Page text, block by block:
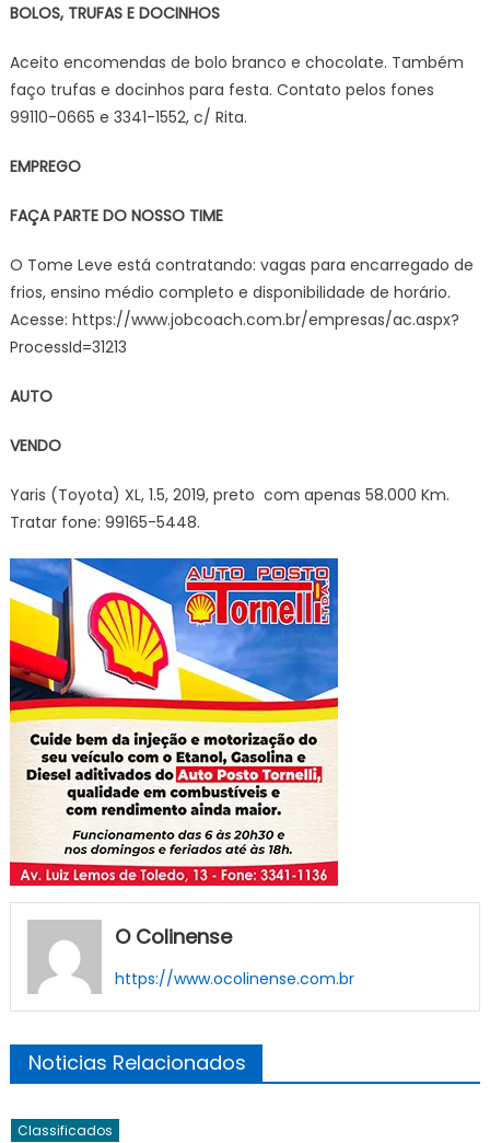
BOLOS, TRUFAS E DOCINHOS
Aceito encomendas de bolo branco e chocolate. Também
faço trufas e docinhos para festa. Contato pelos fones
99110-0665 e 3341-1552, c/ Rita.
EMPREGO
FAÇA PARTE DO NOSSO TIME
O Tome Leve está contratando: vagas para encarregado de
frios, ensino médio completo e disponibilidade de horário.
Acesse: https://www.jobcoach.com.br/empresas/ac.aspx?
ProcessId=31213
AUTO
VENDO
Yaris (Toyota) XL, 1.5, 2019, preto com apenas 58.000 Km.
Tratar fone: 99165-5448.
O Colinense
https://www.ocolinense.com.br
Noticias Relacionados
Classificados